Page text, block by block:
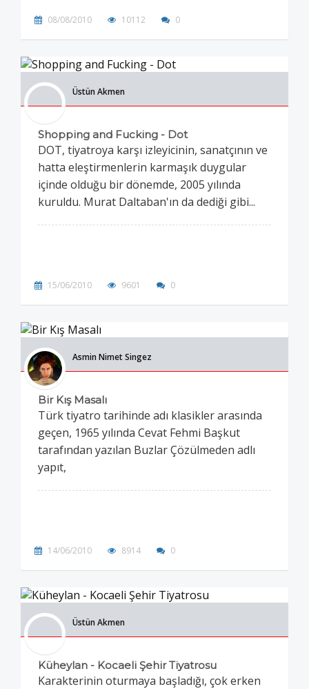
08/08/2010 10112 0
Üstün Akmen
Shopping and Fucking - Dot
DOT, tiyatroya karşı izleyicinin, sanatçının ve
hatta eleştirmenlerin karmaşık duygular
içinde olduğu bir dönemde, 2005 yılında
kuruldu. Murat Daltaban'ın da dediği gibi...
15/06/2010 9601 0
Asmin Nimet Singez
Bir Kış Masalı
Türk tiyatro tarihinde adı klasikler arasında
geçen, 1965 yılında Cevat Fehmi Başkut
tarafından yazılan Buzlar Çözülmeden adlı
yapıt,
14/06/2010 8914 0
Üstün Akmen
Küheylan - Kocaeli Şehir Tiyatrosu
Karakterinin oturmaya başladığı, çok erken